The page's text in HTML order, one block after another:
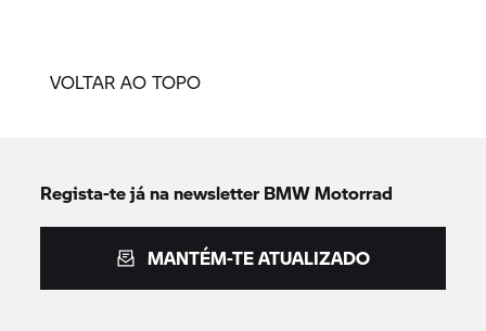
VOLTAR AO TOPO
Regista-te já na newsletterBMW Motorrad
MANTÉM-TE ATUALIZADO